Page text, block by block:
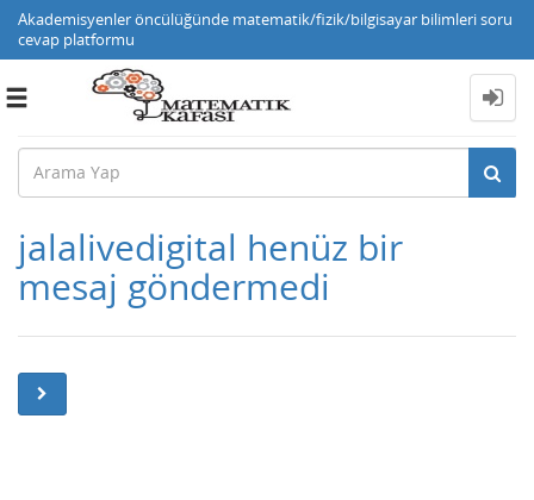
Akademisyenler öncülüğünde matematik/fizik/bilgisayar bilimleri soru
cevap platformu
Toggle
jalalivedigital henüz bir
mesaj göndermedi